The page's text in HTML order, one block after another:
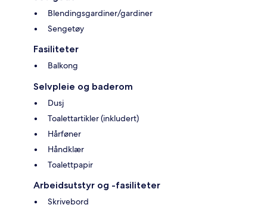
Blendingsgardiner/gardiner
Sengetøy
Fasiliteter
Balkong
Selvpleie og baderom
Dusj
Toalettartikler (inkludert)
Hårføner
Håndklær
Toalettpapir
Arbeidsutstyr og -fasiliteter
Skrivebord